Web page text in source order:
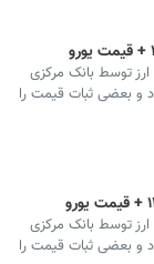
نرخ ارز در صرافی ملی و نرخ رسمی ۴۶ ارز توسط بانک مرکزی
و بعضی ثبات قیمت را
نرخ ارز در صرافی ملی و نرخ رسمی ۴۶ ارز توسط بانک مرکزی
و بعضی ثبات قیمت را